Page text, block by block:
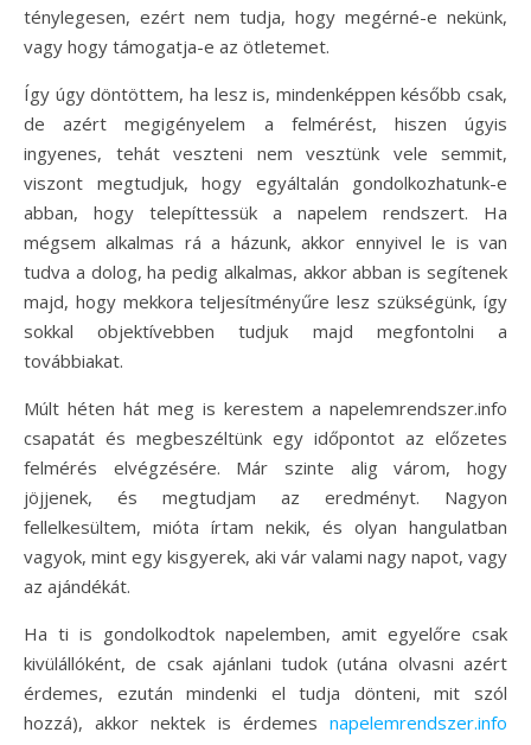
ténylegesen, ezért nem tudja, hogy megérné-e nekünk,
vagy hogy támogatja-e az ötletemet.
Így úgy döntöttem, ha lesz is, mindenképpen később csak,
de azért megigényelem a felmérést, hiszen úgyis
ingyenes, tehát veszteni nem vesztünk vele semmit,
viszont megtudjuk, hogy egyáltalán gondolkozhatunk-e
abban, hogy telepíttessük a napelem rendszert. Ha
mégsem alkalmas rá a házunk, akkor ennyivel le is van
tudva a dolog, ha pedig alkalmas, akkor abban is segítenek
majd, hogy mekkora teljesítményűre lesz szükségünk, így
sokkal objektívebben tudjuk majd megfontolni a
továbbiakat.
Múlt héten hát meg is kerestem a napelemrendszer.info
csapatát és megbeszéltünk egy időpontot az előzetes
felmérés elvégzésére. Már szinte alig várom, hogy
jöjjenek, és megtudjam az eredményt. Nagyon
fellelkesültem, mióta írtam nekik, és olyan hangulatban
vagyok, mint egy kisgyerek, aki vár valami nagy napot, vagy
az ajándékát.
Ha ti is gondolkodtok napelemben, amit egyelőre csak
kivülállóként, de csak ajánlani tudok (utána olvasni azért
érdemes, ezután mindenki el tudja dönteni, mit szól
hozzá), akkor nektek is érdemes napelemrendszer.info